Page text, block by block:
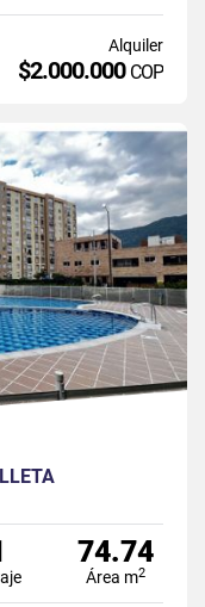
Alquiler
$2.000.000 COP
74.74
Área m2